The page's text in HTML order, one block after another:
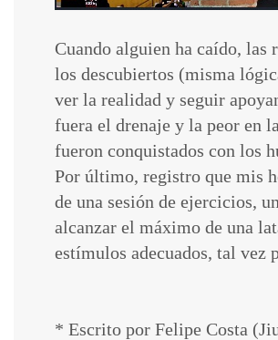
Cuando alguien ha caído, las
los descubiertos (misma
ver la realidad y seguir
fuera el drenaje y la peor en
fueron conquistados con los
Por último, registro que mis
de una sesión de ejercicios,
alcanzar el máximo de una
estímulos adecuados, tal vez
* Escrito por Felipe Costa